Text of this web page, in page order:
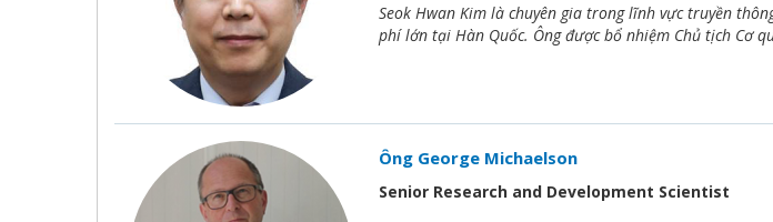
Seok Hwan Kim là chuyên gia trong lĩnh vực truyền
phí lớn tại Hàn Quốc. Ông được bổ nhiệm Chủ tịch Cơ
Ông George Michaelson
Senior Research and Development Scientist